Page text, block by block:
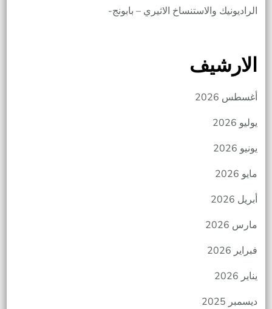
الراديونيك والاستنساخ الاثيري – بابونج-
الارشيف
أغسطس 2026
يوليو 2026
يونيو 2026
مايو 2026
أبريل 2026
مارس 2026
فبراير 2026
يناير 2026
ديسمبر 2025